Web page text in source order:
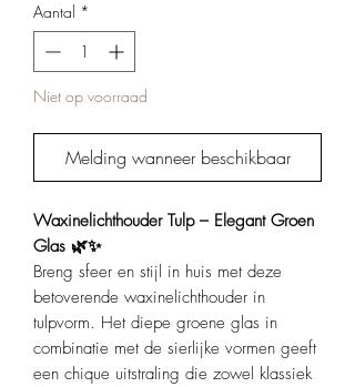
Aantal *
Niet op voorraad
Melding wanneer beschikbaar
Waxinelichthouder Tulp – Elegant Groen
Glas 🌿✨
Breng sfeer en stijl in huis met deze
betoverende waxinelichthouder in
tulpvorm. Het diepe groene glas in
combinatie met de sierlijke vormen geeft
een chique uitstraling die zowel klassiek